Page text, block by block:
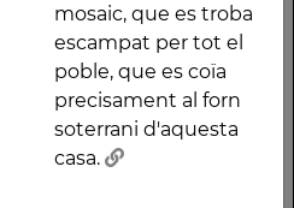
casa.